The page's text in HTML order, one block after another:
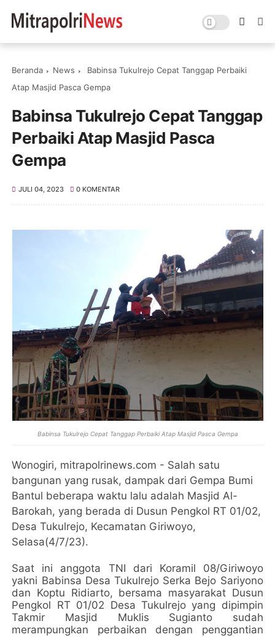
Beranda News
Babinsa Tukulrejo Cepat Tanggap Perbaiki
Atap Masjid Pasca Gempa
Babinsa Tukulrejo Cepat Tanggap
Perbaiki Atap Masjid Pasca
Gempa
JULI 04, 2023 0 KOMENTAR
Babinsa Tukulrejo Cepat Tanggap Perbaiki Atap Masjid Pasca Gempa
Wonogiri, mitrapolrinews.com - Salah satu
bangunan yang rusak, dampak dari Gempa Bumi
Bantul beberapa waktu lalu adalah Masjid Al-
Barokah, yang berada di Dusun Pengkol RT 01/02,
Desa Tukulrejo, Kecamatan Giriwoyo,
Selasa(4/7/23).
Saat ini anggota TNI dari Koramil 08/Giriwoyo
yakni Babinsa Desa Tukulrejo Serka Bejo Sariyono
dan Koptu Ridiarto, bersama masyarakat Dusun
Pengkol RT 01/02 Desa Tukulrejo yang dipimpin
Takmir Masjid Muklis Sugianto sudah
merampungkan perbaikan dengan penggantian